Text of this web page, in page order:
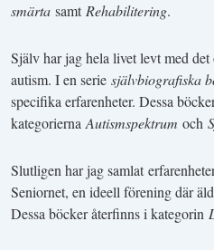
smärta samt Rehabilitering.
Själv har jag hela livet levt med
autism. I en serie självbiografiska
specifika erfarenheter. Dessa
kategorierna Autismspektrum och
Slutligen har jag samlat
Seniornet, en ideell förening där
Dessa böcker återfinns i kategorin